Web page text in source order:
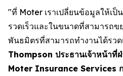
"ที่ Moter เราเปลี่ยนข้อมูลให้เป็
รวดเร็วและในขนาดที่สามารถข
พันธมิตรที่สามารถทำงานได้รวด
Thompson ประธานเจ้าหน้าที่
Moter Insurance Services